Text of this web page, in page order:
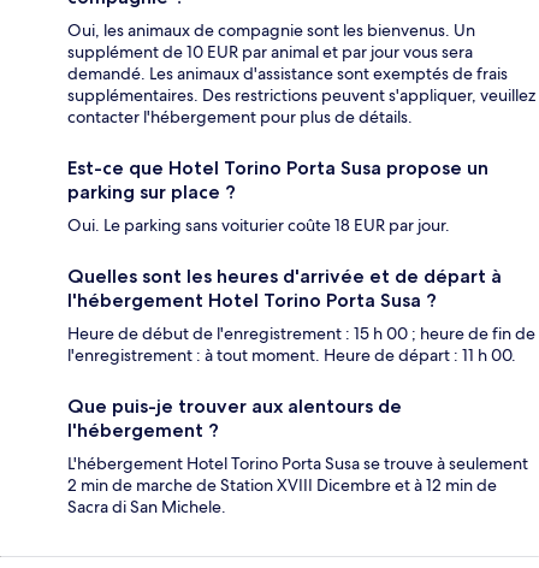
Oui, les animaux de compagnie sont les bienvenus. Un
supplément de 10 EUR par animal et par jour vous sera
demandé. Les animaux d'assistance sont exemptés de frais
supplémentaires. Des restrictions peuvent s'appliquer, veuillez
contacter l'hébergement pour plus de détails.
Est-ce que Hotel Torino Porta Susa propose un
parking sur place ?
Oui. Le parking sans voiturier coûte 18 EUR par jour.
Quelles sont les heures d'arrivée et de départ à
l'hébergement Hotel Torino Porta Susa ?
Heure de début de l'enregistrement : 15 h 00 ; heure de fin de
l'enregistrement : à tout moment. Heure de départ : 11 h 00.
Que puis-je trouver aux alentours de
l'hébergement ?
L'hébergement Hotel Torino Porta Susa se trouve à seulement
2 min de marche de Station XVIII Dicembre et à 12 min de
Sacra di San Michele.